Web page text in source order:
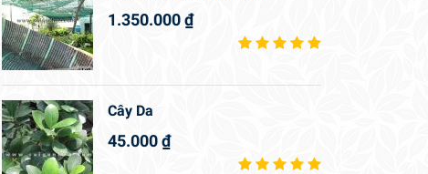
1.350.000₫
Cây Da
45.000₫